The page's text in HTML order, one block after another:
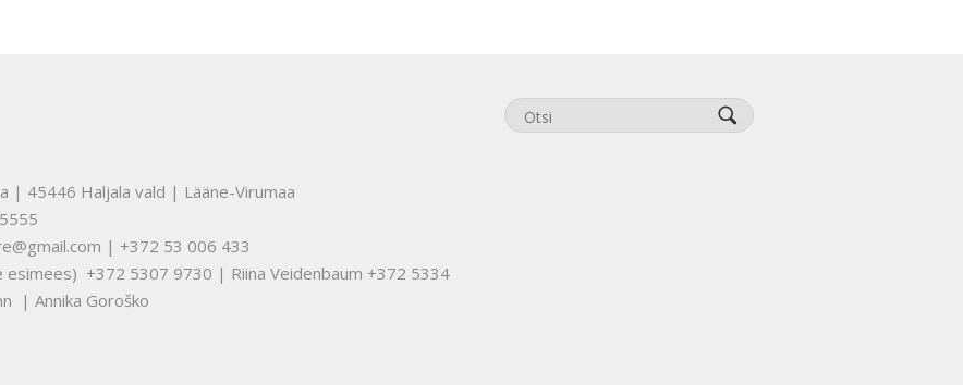
| 45446 Haljala vald | Lääne-Virumaa
| +372 53 006 433
esimees) +372 5307 9730 | Riina Veidenbaum +372 5334
| Annika Goroško